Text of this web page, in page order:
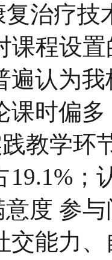
治疗
课程设
遍认为
课时偏
教学环
19.1%；
度 参
交能力